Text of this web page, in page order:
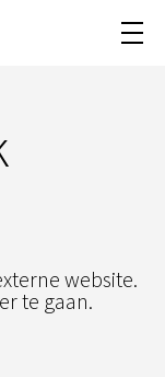
website.​
te gaan.​